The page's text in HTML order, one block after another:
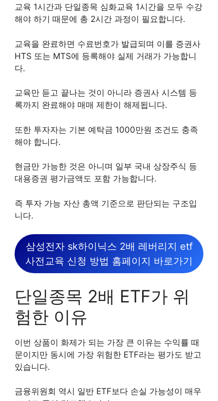
교육 1시간과 단일종목 심화교육 1시간을 모두 수강
해야 하기 때문에 총 2시간 과정이 필요합니다.
교육을 완료하면 수료번호가 발급되며 이를 증권사
HTS 또는 MTS에 등록해야 실제 거래가 가능합니
다.
교육만 듣고 끝나는 것이 아니라 증권사 시스템 등
록까지 완료해야 매매 제한이 해제됩니다.
또한 투자자는 기본 예탁금 1000만원 조건도 충족
해야 합니다.
현금만 가능한 것은 아니며 일부 국내 상장주식 등
대용증권 평가금액도 포함 가능합니다.
즉 투자 가능 자산 총액 기준으로 판단되는 구조입
니다.
삼성전자 sk하이닉스 2배 레버리지 etf
사전교육 신청 방법 홈페이지 바로가기
단일종목 2배 ETF가 위
험한 이유
이번 상품이 화제가 되는 가장 큰 이유는 수익률 때
문이지만 동시에 가장 위험한 ETF라는 평가도 받고
있습니다.
금융위원회 역시 일반 ETF보다 손실 가능성이 매우